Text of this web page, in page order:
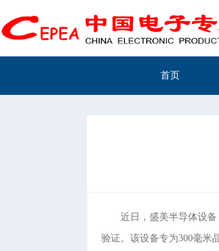
首页
近日，盛美半导体设
验证。该设备专为300毫米